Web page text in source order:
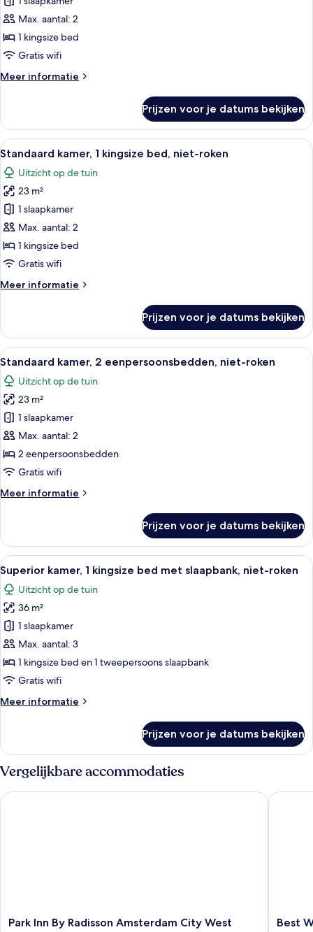
1
kingsize
bed,
roken
Max. aantal: 2
1 kingsize bed
Gratis wifi
Meer informatie
Meer
kamer,
kingsize
bed,
niet-
roken
Prijzen voor je datums bekijken
Alle
foto's
voor
Standaard
kamer,
1
kingsize
bed,
roken
Een moderne badkamer met een
8
Standaard kamer, 1 kingsize bed, niet-roken
Uitzicht op de tuin
23 m²
1 slaapkamer
Max. aantal: 2
1 kingsize bed
Gratis wifi
Meer informatie
Meer
kamer,
kingsize
bed,
niet-
roken
Prijzen voor je datums bekijken
Alle
foto's
voor
Standaard
kamer,
2
eenpersoonsbedden,
niet-
laden
Een moderne badkamer met een
9
Standaard kamer, 2 eenpersoonsbedden, niet-roken
Uitzicht op de tuin
23 m²
1 slaapkamer
Max. aantal: 2
2 eenpersoonsbedden
Gratis wifi
Meer informatie
Meer
kamer,
eenpersoonsbedden,
niet-
roken
Prijzen voor je datums bekijken
Alle
foto's
voor
Superior
kamer,
1
kingsize
bed
slaapbank,
laden
Een moderne hotelkamer met een
8
Superior kamer, 1 kingsize bed met slaapbank, niet-roken
Uitzicht op de tuin
36 m²
1 slaapkamer
Max. aantal: 3
1 kingsize bed en 1 tweepersoons slaapbank
Gratis wifi
Meer informatie
Meer
kamer,
1
kingsize
bed
met
Prijzen voor je datums bekijken
Vergelijkbare accommodaties
Park
Park Inn By Radisson Amsterdam City West
Park Inn By Radisson Amsterdam City West
Best
Best
Best